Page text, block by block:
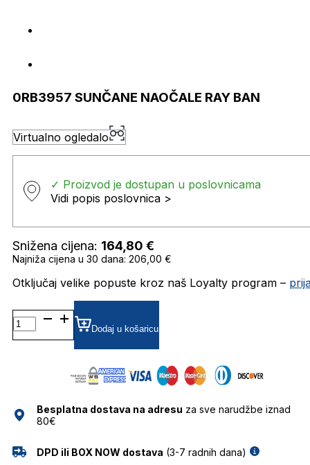
0RB3957 SUNČANE NAOČALE RAY BAN
Virtualno ogledalo
✓ Proizvod je dostupan u poslovnicama
Vidi popis poslovnica >
Snižena cijena: 164,80 €
Najniža cijena u 30 dana: 206,00 €
Otključaj velike popuste kroz naš Loyalty program –
0RB3957 SUNČANE
NAOČALE
RAY
Dodaj u košaricu
Besplatna dostava na adresu za sve narudžbe iznad
80€
DPD ili BOX NOW dostava (3-7 radnih dana)